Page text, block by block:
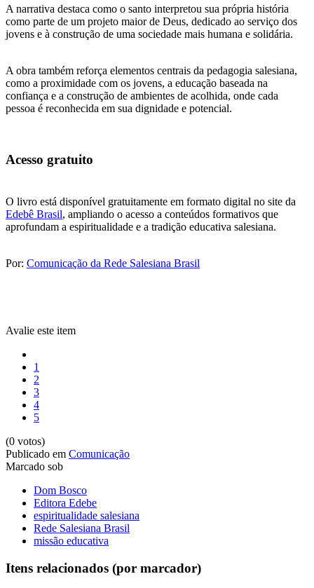
A narrativa destaca como o santo interpretou sua própria história
como parte de um projeto maior de Deus, dedicado ao serviço dos
jovens e à construção de uma sociedade mais humana e solidária.
A obra também reforça elementos centrais da pedagogia salesiana,
como a proximidade com os jovens, a educação baseada na
confiança e a construção de ambientes de acolhida, onde cada
pessoa é reconhecida em sua dignidade e potencial.
Acesso gratuito
O livro está disponível gratuitamente em formato digital no site da
Edebê Brasil, ampliando o acesso a conteúdos formativos que
aprofundam a espiritualidade e a tradição educativa salesiana.
Por: Comunicação da Rede Salesiana Brasil
Avalie este item
1
2
3
4
5
(0 votos)
Publicado em Comunicação
Marcado sob
Dom Bosco
Editora Edebe
espiritualidade salesiana
Rede Salesiana Brasil
missão educativa
Itens relacionados (por marcador)